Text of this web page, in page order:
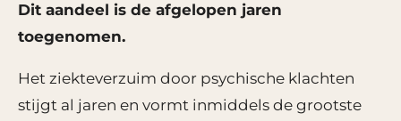
Dit aandeel is de afgelopen jaren
toegenomen.
Het ziekteverzuim door psychische klachten
stijgt al jaren en vormt inmiddels de grootste